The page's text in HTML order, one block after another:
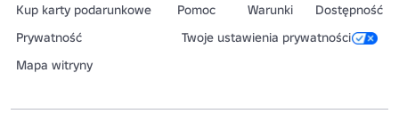
Kup karty podarunkowe
Pomoc Warunki
Dostępność
Prywatność
Twoje ustawienia prywatności
Mapa witryny